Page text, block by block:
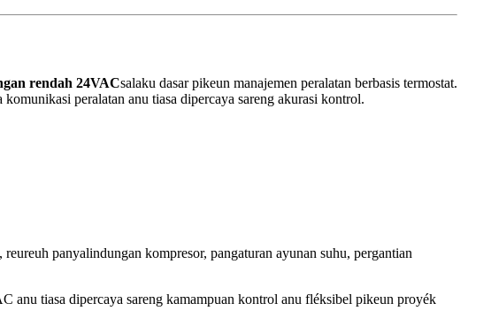
rendah 24VACsalaku dasar pikeun manajemen peralatan berbasis termostat.
peralatan anu tiasa dipercaya sareng akurasi kontrol.
panyalindungan kompresor, pangaturan ayunan suhu, pergantian
anu tiasa dipercaya sareng kamampuan kontrol anu fléksibel pikeun proyék